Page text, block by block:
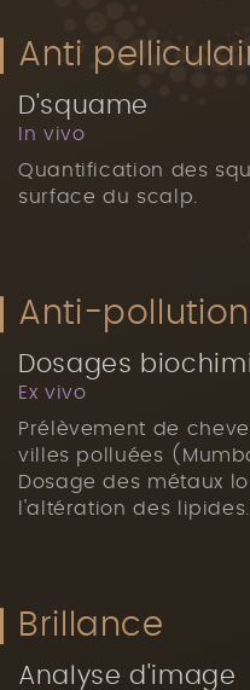
Anti
D'squame
In vivo
Quantification des
surface du scalp.
Anti-pollution
Dosages
Ex vivo
Prélèvement de
villes polluées
Dosage des métaux
l'altération des lipides.
Brillance
Analyse d'image